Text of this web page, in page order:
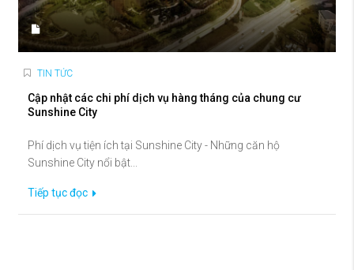
TIN TỨC
Cập nhật các chi phí dịch vụ hàng tháng của chung cư
Sunshine City
Phí dịch vụ tiện ích tại Sunshine City - Những căn hộ
Sunshine City nổi bật...
Tiếp tục đọc